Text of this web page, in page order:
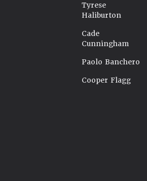
Tyrese
Haliburton
Cade
Cunningham
Paolo Banchero
Cooper Flagg